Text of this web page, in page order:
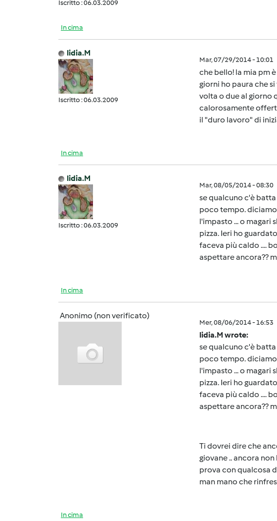
Iscritto : 06.03.2009
In cima
lidia.M
Iscritto : 06.03.2009
Mar, 07/29/2014 - 10:01
che bello! la mia pm
giorni ho paura che
volta o due al giorno
calorosamente
il "duro lavoro" di
In cima
lidia.M
Iscritto : 06.03.2009
Mar, 08/05/2014 - 08:30
se qualcuno c'è
poco tempo.
l'impasto ... o magari
pizza. Ieri ho
faceva più caldo ....
aspettare ancora??
In cima
Anonimo (non verificato)
Mer, 08/06/2014 - 16:53
lidia.M wrote:
se qualcuno c'è
poco tempo.
l'impasto ... o magari
pizza. Ieri ho
faceva più caldo ....
aspettare ancora??
Ti dovrei dire che
giovane .. ancora
prova con qualcosa
man mano che
In cima